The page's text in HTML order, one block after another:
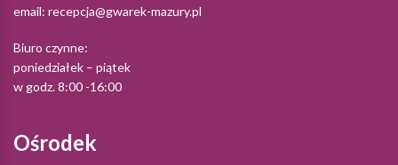
email: recepcja@gwarek-mazury.pl
Biuro czynne:
poniedziałek – piątek
w godz. 8:00 -16:00
Ośrodek